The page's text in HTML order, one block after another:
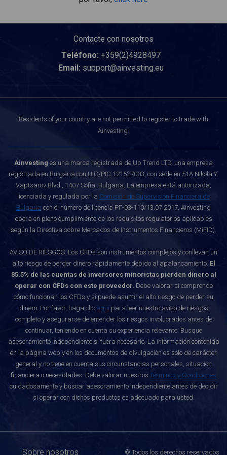
Contacte con nosotros
Teléfono: +359(2)4928497
Email: support@ainvesting.eu
Residents of your country are not permitted to register to trade with
Ainvesting.
Ainvesting es una marca registrada de Up Trend LTD, una empresa
registrada en Bulgaria con UIC/PIC 121527003, con sede en 51A Nikola Y.
Vaptsarov Blvd., 1407 Sofía, Bulgaria. La empresa está autorizada,
licenciada y regulada por la Comisión de Supervisión Financiera de
Bulgaria con el número de licencia РГ-03-110/13.07.2017. Ainvesting
opera en pleno cumplimiento de los requisitos regulatorios aplicables
según la Directiva sobre Mercados de Instrumentos Financieros (MiFID).
AVISO DE RIESGOS: Los CFDs son instrumentos complejos y conllevan un
alto riesgo de perder dinero rápidamente debido al apalancamiento. El
85.5% de las cuentas de inversores minoristas pierden dinero al
operar con CFDs con este proveedor. Debe valorar si comprende
cómo funcionan los CFDs y si puede asumir el alto riesgo de perder su
dinero. Por favor, haga clic aquípara leer nuestro aviso de riesgos
completo y asegurarse de entender los riesgos involucrados antes de
continuar, teniendo en cuenta su experiencia relevante. Busque
asesoramiento independiente si fuera necesario. La información contenida
en la página web y en los documentos de divulgación es solo de carácter
general y no tiene en cuenta sus circunstancias personales, situación
financiera o necesidades. Debe valorar nuestros Términos y Condiciones
cuidadosamente y buscar asesoramiento independiente antes de decidir
si operar con dichos productos es adecuado para usted.
Sobre nosotros © Todos los derechos reservados